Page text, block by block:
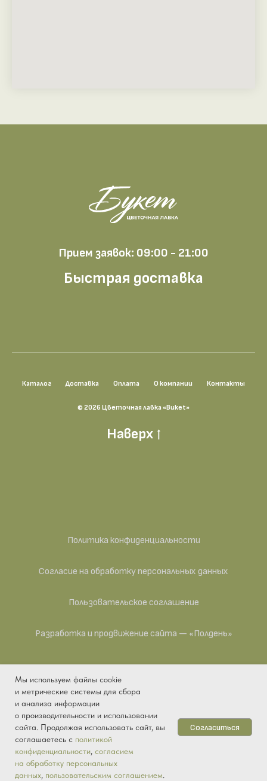
Прием заявок: 09:00 - 21:00
Быстрая доставка
Каталог Доставка Оплата О компании Контакты
© 2026 Цветочная лавка «Buket»
Наверх
Политика конфиденциальности
Согласие на обработку персональных данных
Пользовательское соглашение
Разработка и продвижение сайта — «Полдень»
ИП Антипина Яна Викторовна — действующее
предприятие. ИНН 041104993015, ОГРНИП
33401361000, ОКТМО 33701000001, ОКОПФ 50102,
ОКОГУ 4210015, ОКФС 16.
Мы используем файлы cookie
и метрические системы для сбора
и анализа информации
о производительности и использовании
сайта. Продолжая использовать сайт, вы
соглашаетесь с политикой
конфиденциальности, согласием
на обработку персональных
данных, пользовательским соглашением.
Согласиться